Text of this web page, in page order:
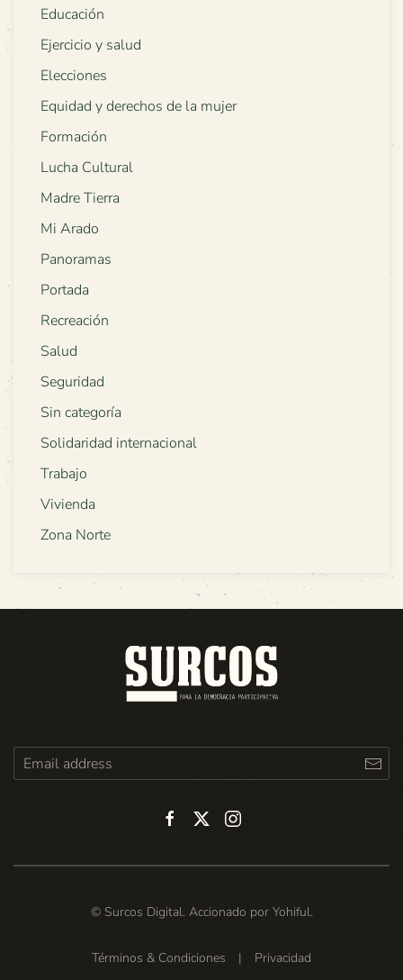
Educación
Ejercicio y salud
Elecciones
Equidad y derechos de la mujer
Formación
Lucha Cultural
Madre Tierra
Mi Arado
Panoramas
Portada
Recreación
Salud
Seguridad
Sin categoría
Solidaridad internacional
Trabajo
Vivienda
Zona Norte
© Surcos Digital. Accionado por Yohiful.
Términos & Condiciones | Privacidad